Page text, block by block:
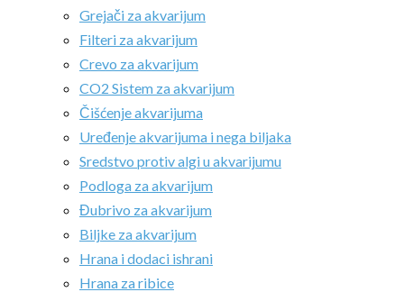
Grejači za akvarijum
Filteri za akvarijum
Crevo za akvarijum
CO2 Sistem za akvarijum
Čišćenje akvarijuma
Uređenje akvarijuma i nega biljaka
Sredstvo protiv algi u akvarijumu
Podloga za akvarijum
Đubrivo za akvarijum
Biljke za akvarijum
Hrana i dodaci ishrani
Hrana za ribice